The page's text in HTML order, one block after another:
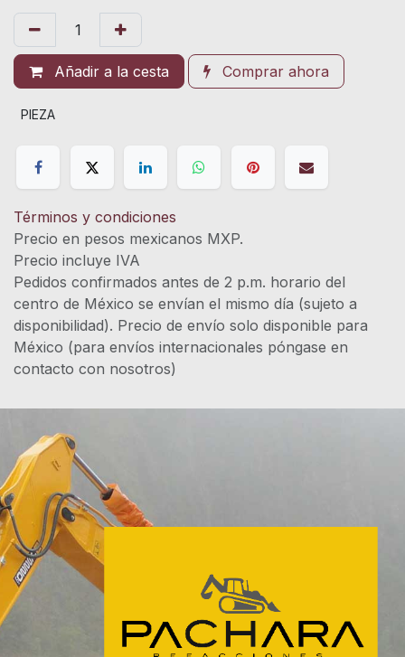
Añadir a la cesta Comprar ahora
PIEZA
Términos y condiciones
Precio en pesos mexicanos MXP.
Precio incluye IVA
Pedidos confirmados antes de 2 p.m. horario del
centro de México se envían el mismo día (sujeto a
disponibilidad). Precio de envío solo disponible para
México (para envíos internacionales póngase en
contacto con nosotros)